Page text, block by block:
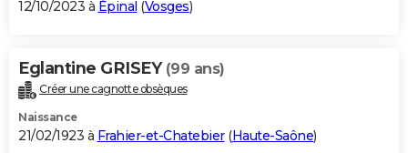
12/10/2023 à Épinal (Vosges)
Eglantine GRISEY (99 ans)
Créer une cagnotte obsèques
Naissance
21/02/1923 à Frahier-et-Chatebier(Haute-Saône)